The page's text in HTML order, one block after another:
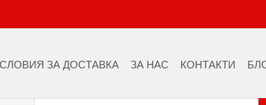
ЗА ДОСТАВКА ЗА НАС КОНТАКТИ
ЗА СЪБЛЕКАЛНИ
ПЕЙКИ